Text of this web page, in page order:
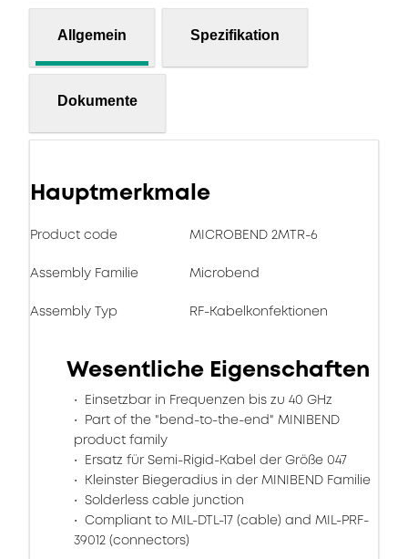
Allgemein Spezifikation
Dokumente
Hauptmerkmale
Product code MICROBEND 2MTR-6
Assembly Familie Microbend
Assembly Typ RF-Kabelkonfektionen
Wesentliche Eigenschaften
Einsetzbar in Frequenzen bis zu 40 GHz
Part of the "bend-to-the-end" MINIBEND
product family
Ersatz für Semi-Rigid-Kabel der Größe 047
Kleinster Biegeradius in der MINIBEND Familie
Solderless cable junction
Compliant to MIL-DTL-17 (cable) and MIL-PRF-
39012 (connectors)